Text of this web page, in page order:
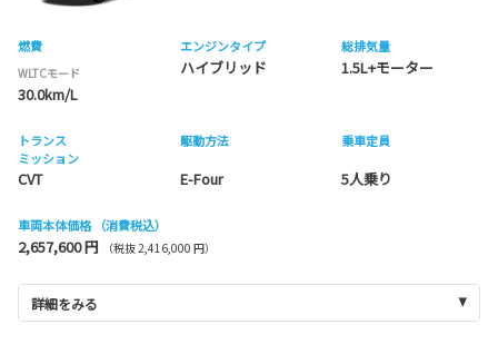
燃費
WLTCモード
30.0km/L
エンジンタイプ
ハイブリッド
総排気量
1.5L+モーター
トランス
ミッション
CVT
駆動方法
E-Four
乗車定員
5人乗り
車両本体価格 （消費税込）
2,657,600 円 （税抜 2,416,000 円）
詳細をみる